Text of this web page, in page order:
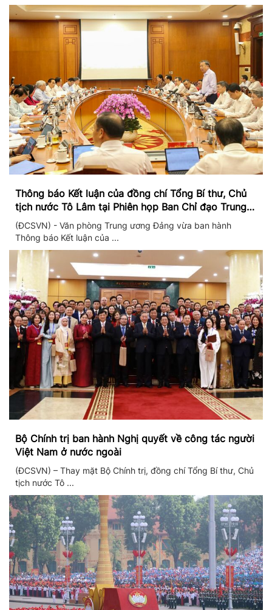
Thông báo Kết luận của đồng chí Tổng Bí thư, Chủ
tịch nước Tô Lâm tại Phiên họp Ban Chỉ đạo Trung
ương thực hiện Nghị quyết 57
(ĐCSVN) - Văn phòng Trung ương Đảng vừa ban hành
Thông báo Kết luận của ...
Bộ Chính trị ban hành Nghị quyết về công tác người
Việt Nam ở nước ngoài
(ĐCSVN) – Thay mặt Bộ Chính trị, đồng chí Tổng Bí thư, Chủ
tịch nước Tô ...